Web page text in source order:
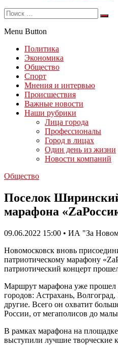
Menu Button
Политика
Экономика
Общество
Спорт
Мнения и интервью
Происшествия
Важные новости
Наши рубрики
Лица города
Профессионалы
Город в лицах
Один день из жизни
Новости компаний
Общество
Поселок
марафона
09.06.2022 15:00 • ИА "За
Новомосковск вновь
патриотическому марафону
патриотический концерт
Маршрут марафона уже прошел
городов: Астрахань,
другие. Всего он охватит
России, от мегаполисов до
В рамках марафона на
выступили лучшие творческие